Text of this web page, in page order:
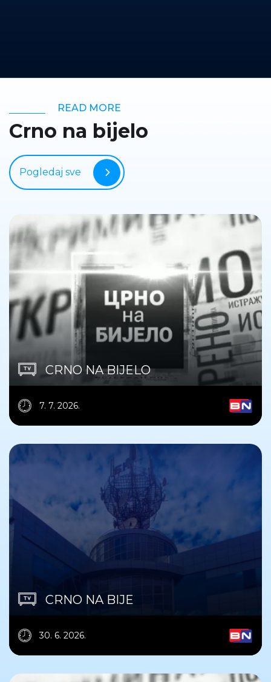
READ MORE
Crno na bijelo
Pogledaj sve
CRNO NA BIJELO
7. 7. 2026.
CRNO NA BIJE
30. 6. 2026.